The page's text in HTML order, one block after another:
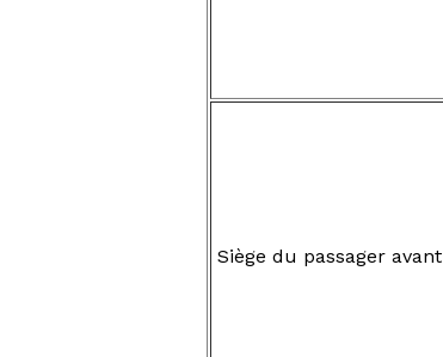
Siège du passager avant